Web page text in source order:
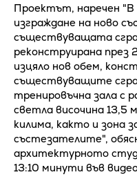
Проектът, наречен "В
изграждане на ново
съществуващата
реконструирана през
изцяло нов обем,
съществуващите
тренировъчна зала с
светла височина 13,5
килима, както и зона
състезателите",
архитектурното
13:10 минути във